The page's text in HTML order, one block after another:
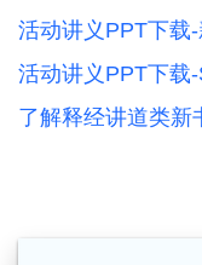
活动讲义PPT下载
活动讲义PPT下载
了解释经讲道类新